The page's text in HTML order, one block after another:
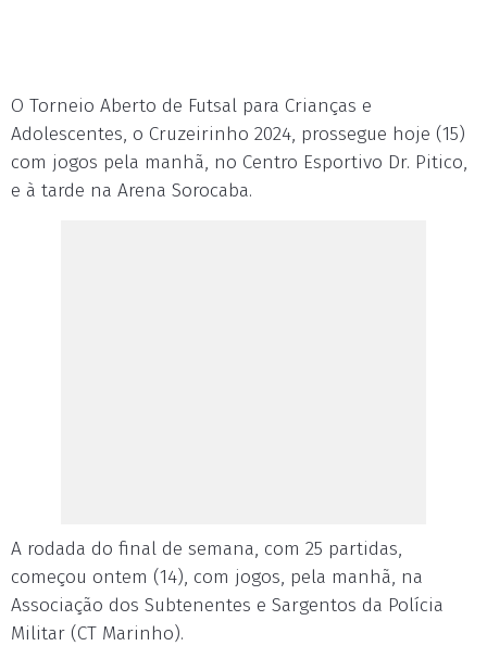
O Torneio Aberto de Futsal para Crianças e
Adolescentes, o Cruzeirinho 2024, prossegue hoje (15)
com jogos pela manhã, no Centro Esportivo Dr. Pitico,
e à tarde na Arena Sorocaba.
A rodada do final de semana, com 25 partidas,
começou ontem (14), com jogos, pela manhã, na
Associação dos Subtenentes e Sargentos da Polícia
Militar (CT Marinho).